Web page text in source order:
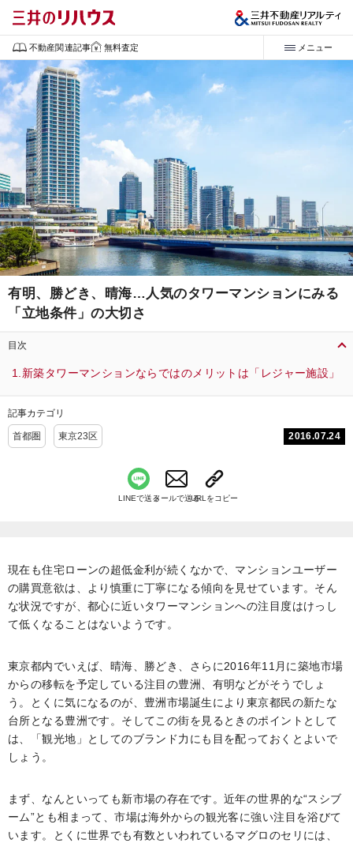
不動産関連記事 無料査定 メニュー
有明、勝どき、晴海…人気のタワーマンションにみる
「立地条件」の大切さ
目次
新築タワーマンションならではのメリットは「レジャー施設」
記事カテゴリ
首都圏 東京23区 2016.07.24
LINEで送るメールで送るURLをコピー
現在も住宅ローンの超低金利が続くなかで、マンションユーザー
の購買意欲は、より慎重に丁寧になる傾向を見せています。そん
な状況ですが、都心に近いタワーマンションへの注目度はけっし
て低くなることはないようです。
東京都内でいえば、晴海、勝どき、さらに2016年11月に築地市場
からの移転を予定している注目の豊洲、有明などがそうでしょ
う。とくに気になるのが、豊洲市場誕生により東京都民の新たな
台所となる豊洲です。そしてこの街を見るときのポイントとして
は、「観光地」としてのブランド力にも目を配っておくとよいで
しょう。
まず、なんといっても新市場の存在です。近年の世界的な“スシブ
ーム”とも相まって、市場は海外からの観光客に強い注目を浴びて
います。とくに世界でも有数といわれているマグロのセリには、